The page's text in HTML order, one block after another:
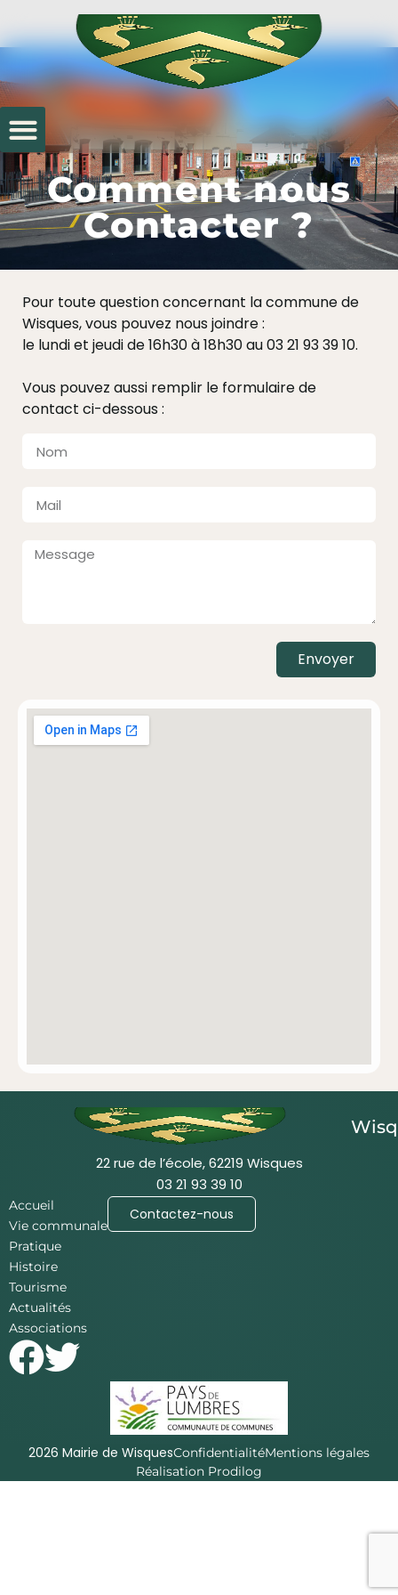
Comment nous
Contacter ?
Pour toute question concernant la commune de
Wisques, vous pouvez nous joindre :
le lundi et jeudi de 16h30 à 18h30 au 03 21 93 39 10.
Vous pouvez aussi remplir le formulaire de
contact ci-dessous :
Envoyer
22 rue de l’école, 62219 Wisques
03 21 93 39 10
Accueil
Vie communale
Pratique
Histoire
Tourisme
Actualités
Associations
Contactez-nous
2026 Mairie de WisquesConfidentialitéMentions légales
Réalisation Prodilog